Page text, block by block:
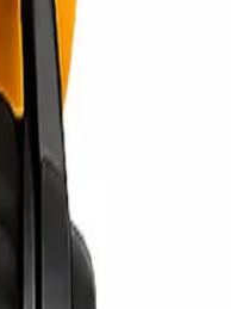
penyedia layanan
Layanan ini cocok untuk
baik untuk kebutuhan
untuk memastikan
menjadi pilihan banyak